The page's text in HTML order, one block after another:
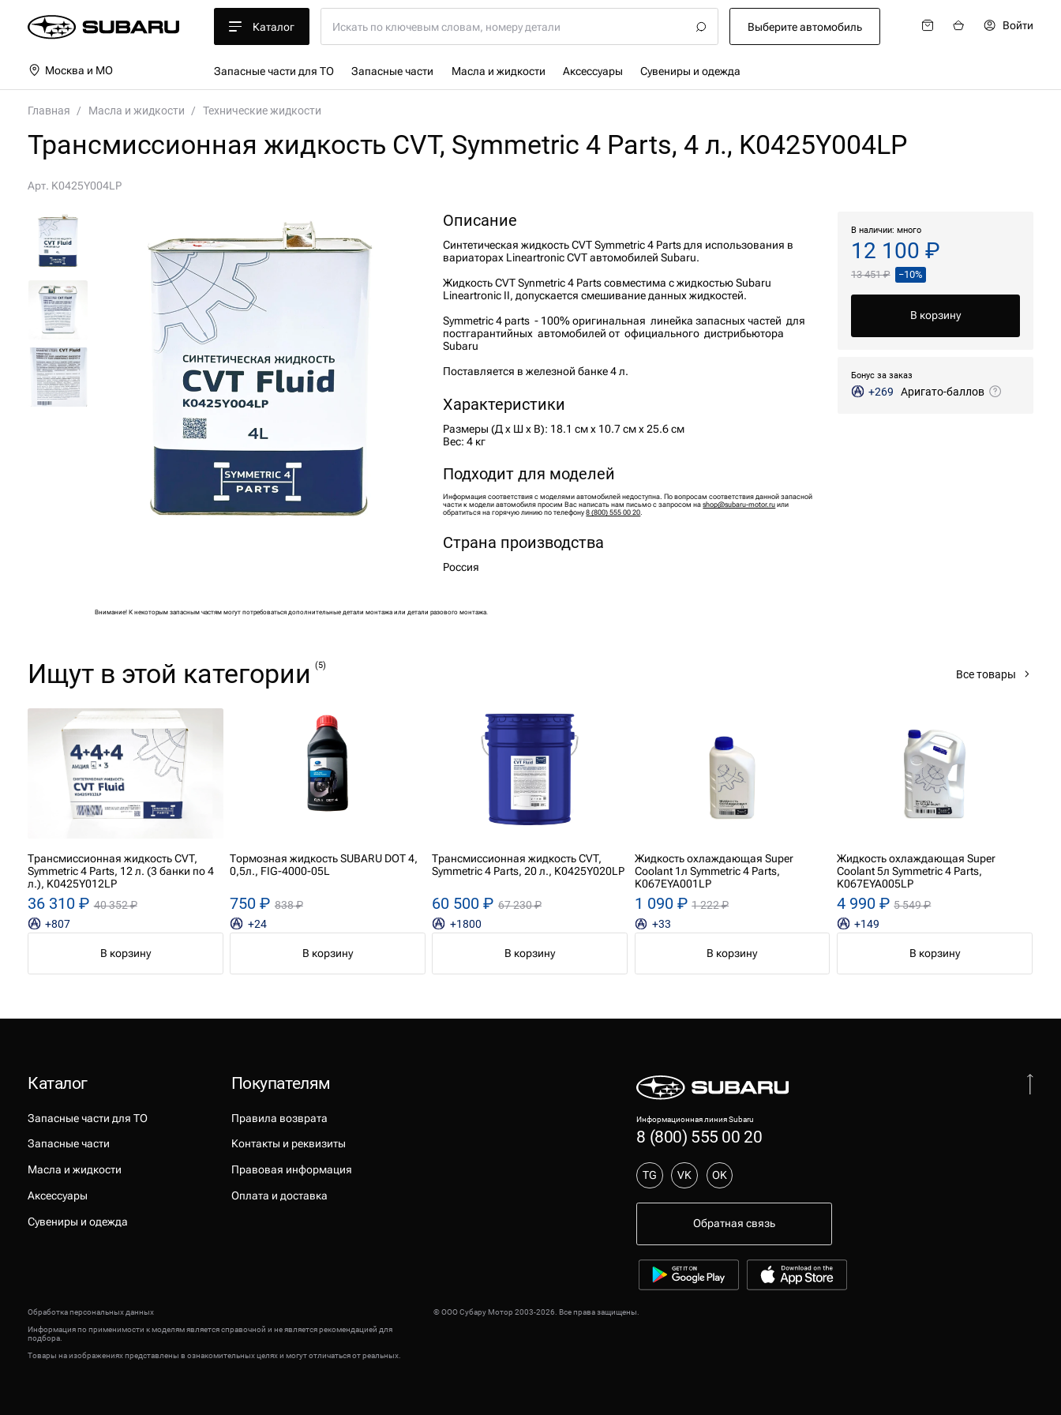
Каталог Выберите автомобиль Войти
Москва и МО Запасные части для ТО Запасные части Масла и жидкости Аксессуары Сувениры и одежда
Главная Масла и жидкости Технические жидкости
Трансмиссионная жидкость CVT, Symmetric 4 Parts, 4 л., K0425Y004LP
Арт. K0425Y004LP
Описание
Синтетическая жидкость CVT Symmetric 4 Parts для использования в
вариаторах Lineartronic CVT автомобилей Subaru.
Жидкость CVT Synmetric 4 Parts совместима с жидкостью Subaru
Lineartronic II, допускается смешивание данных жидкостей.
Symmetric 4 parts - 100% оригинальная линейка запасных частей для
постгарантийных автомобилей от официального дистрибьютора
Subaru
Поставляется в железной банке 4 л.
Характеристики
Размеры (Д х Ш х В): 18.1 см х 10.7 см х 25.6 см
Вес: 4 кг
Подходит для моделей
Информация соответствия с моделями автомобилей недоступна. По вопросам соответствия данной запасной
части к модели автомобиля просим Вас написать нам письмо с запросом наshop@subaru-motor.ru или
обратиться на горячую линию по телефону8 (800) 555 00 20
Страна производства
Россия
В наличии: много
12 100 ₽
13 451 ₽ −10%
В корзину
Бонус за заказ
+269 Аригато-баллов
Внимание! К некоторым запасным частям могут потребоваться дополнительные детали монтажа или детали разового монтажа.
Ищут в этой категории (5)
Все товары
Трансмиссионная жидкость CVT,
Symmetric 4 Parts, 12 л. (3 банки по 4
л.), K0425Y012LP
36 310 ₽ 40 352 ₽
+807
В корзину
Тормозная жидкость SUBARU DOT 4,
0,5л., FIG-4000-05L
750 ₽ 838 ₽
+24
В корзину
Трансмиссионная жидкость CVT,
Symmetric 4 Parts, 20 л., K0425Y020LP
60 500 ₽ 67 230 ₽
+1800
В корзину
Жидкость охлаждающая Super
Coolant 1л Symmetric 4 Parts,
K067EYA001LP
1 090 ₽ 1 222 ₽
+33
В корзину
Жидкость охлаждающая Super
Coolant 5л Symmetric 4 Parts,
K067EYA005LP
4 990 ₽ 5 549 ₽
+149
В корзину
Каталог
Запасные части для ТО
Запасные части
Масла и жидкости
Аксессуары
Сувениры и одежда
Покупателям
Правила возврата
Контакты и реквизиты
Правовая информация
Оплата и доставка
Информационная линия Subaru
8 (800) 555 00 20
TG VK OK
Обратная связь
Обработка персональных данных
Информация по применимости к моделям является справочной и не является рекомендацией для
подбора.
Товары на изображениях представлены в ознакомительных целях и могут отличаться от реальных.
© ООО Субару Мотор 2003-2026. Все права защищены.